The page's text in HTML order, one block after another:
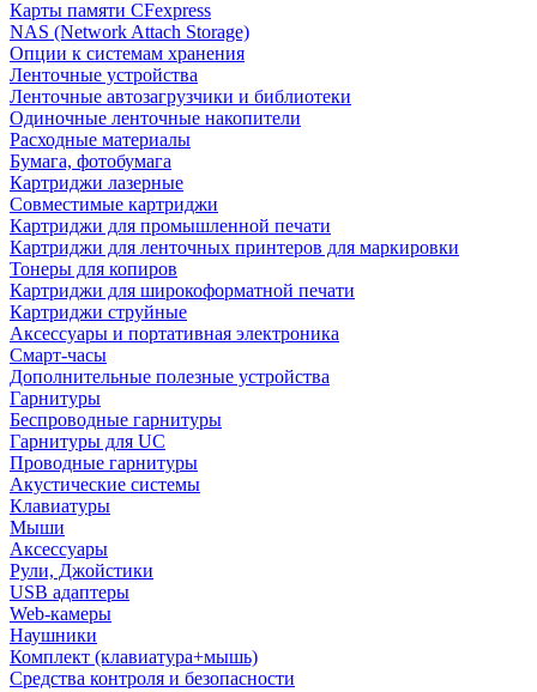
Карты памяти CFexpress
NAS (Network Attach Storage)
Опции к системам хранения
Ленточные устройства
Ленточные автозагрузчики и библиотеки
Одиночные ленточные накопители
Расходные материалы
Бумага, фотобумага
Картриджи лазерные
Совместимые картриджи
Картриджи для промышленной печати
Картриджи для ленточных принтеров для маркировки
Тонеры для копиров
Картриджи для широкоформатной печати
Картриджи струйные
Аксессуары и портативная электроника
Смарт-часы
Дополнительные полезные устройства
Гарнитуры
Беспроводные гарнитуры
Гарнитуры для UC
Проводные гарнитуры
Акустические системы
Клавиатуры
Мыши
Аксессуары
Рули, Джойстики
USB адаптеры
Web-камеры
Наушники
Комплект (клавиатура+мышь)
Средства контроля и безопасности